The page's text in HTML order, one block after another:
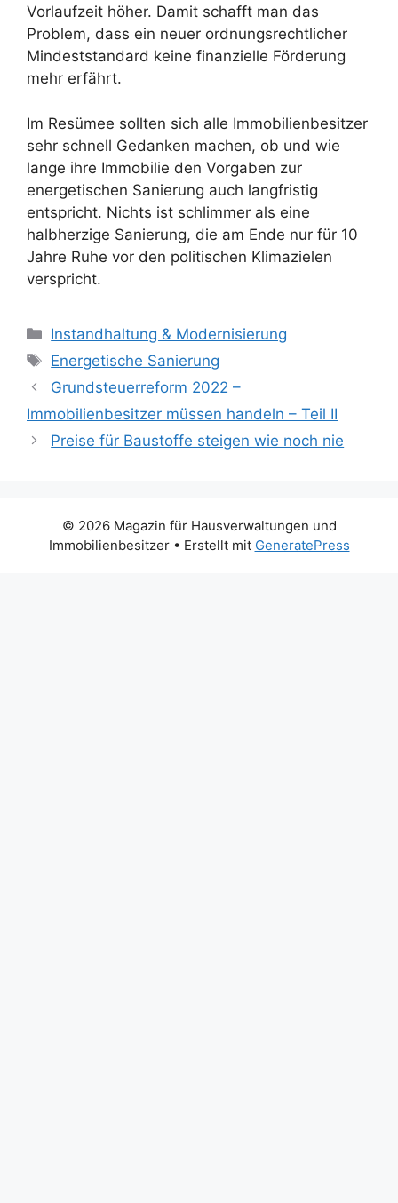
Vorlaufzeit höher. Damit schafft man das
Problem, dass ein neuer ordnungsrechtlicher
Mindeststandard keine finanzielle Förderung
mehr erfährt.
Im Resümee sollten sich alle Immobilienbesitzer
sehr schnell Gedanken machen, ob und wie
lange ihre Immobilie den Vorgaben zur
energetischen Sanierung auch langfristig
entspricht. Nichts ist schlimmer als eine
halbherzige Sanierung, die am Ende nur für 10
Jahre Ruhe vor den politischen Klimazielen
verspricht.
Kategorien
Instandhaltung & Modernisierung
Schlagwörter
Energetische Sanierung
Grundsteuerreform 2022 –
Immobilienbesitzer müssen handeln – Teil II
Preise für Baustoffe steigen wie noch nie
© 2026 Magazin für Hausverwaltungen und
Immobilienbesitzer• Erstellt mit GeneratePress